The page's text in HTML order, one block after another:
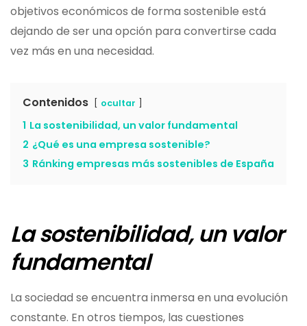
objetivos económicos de forma sostenible está
dejando de ser una opción para convertirse cada
vez más en una necesidad.
Contenidos ocultar
1 La sostenibilidad, un valor fundamental
2 ¿Qué es una empresa sostenible?
3 Ránking empresas más sostenibles de España
La sostenibilidad, un valor
fundamental
La sociedad se encuentra inmersa en una evolución
constante. En otros tiempos, las cuestiones